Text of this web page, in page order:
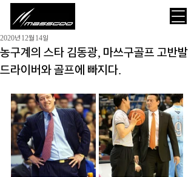
농구계의 스타 김동광, 마쓰구골프 고반발
드라이버와 골프에 빠지다.
2020년 12월 14일